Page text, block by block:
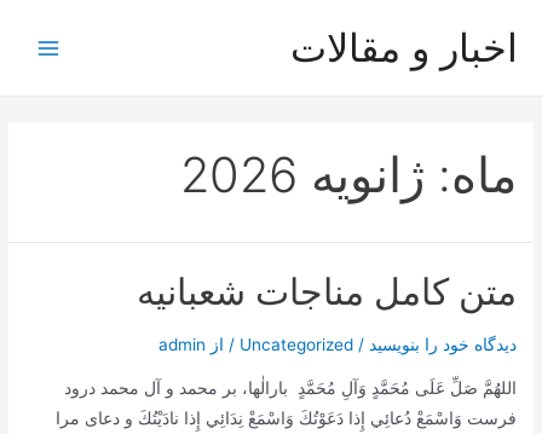
اخبار و مقالات
ماه: ژانویه 2026
متن کامل مناجات شعبانیه
دیدگاه‌ خود را بنویسید /
Uncategorized / از admin
اللهُمَّ صَلِّ عَلَى مُحَمَّدٍ وَآلِ مُحَمَّدٍ بارالٰها، بر محمد و آل محمد درود
فرست وَاسْمَعْ دُعائِي إِذا دَعَوْتُكَ وَاسْمَعْ نِدَائِي إِذا نادَيْتُكَ و دعای مرا